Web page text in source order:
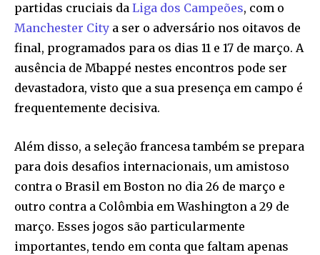
partidas cruciais da Liga dos Campeões, com o
Manchester City a ser o adversário nos oitavos de
final, programados para os dias 11 e 17 de março. A
ausência de Mbappé nestes encontros pode ser
devastadora, visto que a sua presença em campo é
frequentemente decisiva.
Além disso, a seleção francesa também se prepara
para dois desafios internacionais, um amistoso
contra o Brasil em Boston no dia 26 de março e
outro contra a Colômbia em Washington a 29 de
março. Esses jogos são particularmente
importantes, tendo em conta que faltam apenas